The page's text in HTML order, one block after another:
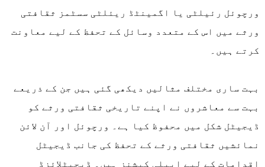
ورچوئل رئیلٹی یا اگمینٹڈ ریئلٹی سسٹمز ثقافتی
ورثے میں اس کے متعدد وسائل کے تحفظ کے لیے معاونت
کرتے ہیں۔
بہت ساری مختلف مثالیں دیکھی گئی ہیں جن کے ذریعے
بہت سے معاشروں نے اپنے تاریخی ثقافتی ورثے کو
ڈیجیٹل شکل میں محفوظ کیا ہے۔ ورچوئل اور آن لائن
نمائشیں ثقافتی ورثے کے تحفظ کی جانب ڈیجیٹل
اقدامات کے لیے ایپلی کیشنز ہیں۔ ڈیجیٹلائزڈ